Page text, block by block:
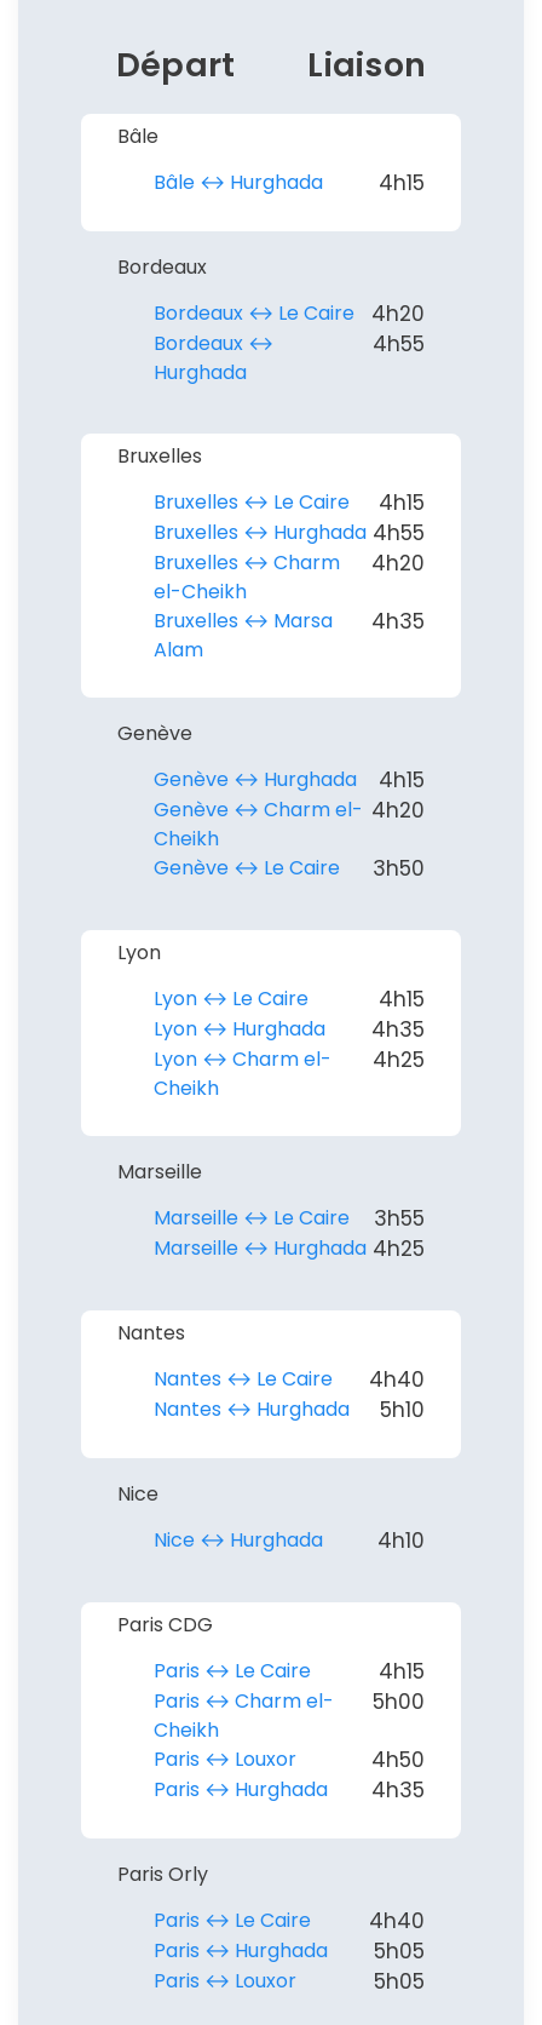
Départ Liaison
Bâle
Bâle ↔︎ Hurghada
4h15
Bordeaux
Bordeaux ↔︎ Le Caire
4h20
Bordeaux ↔︎
Hurghada
4h55
Bruxelles
Bruxelles ↔︎ Le Caire
4h15
Bruxelles ↔︎ Hurghada 4h55
Bruxelles ↔︎ Charm
el-Cheikh
4h20
Bruxelles ↔︎ Marsa
Alam
4h35
Genève
Genève ↔︎ Hurghada
4h15
Genève ↔︎ Charm el-
Cheikh
4h20
Genève ↔︎ Le Caire 3h50
Lyon
Lyon ↔︎ Le Caire
4h15
Lyon ↔︎ Hurghada 4h35
Lyon ↔︎ Charm el-
Cheikh
4h25
Marseille
Marseille ↔︎ Le Caire
3h55
Marseille ↔︎ Hurghada 4h25
Nantes
Nantes ↔︎ Le Caire
4h40
Nantes ↔︎ Hurghada 5h10
Nice
Nice ↔︎ Hurghada
4h10
Paris CDG
Paris ↔︎ Le Caire
4h15
Paris ↔︎ Charm el-
Cheikh
5h00
Paris ↔︎ Louxor 4h50
Paris ↔︎ Hurghada 4h35
Paris Orly
Paris ↔︎ Le Caire
4h40
Paris ↔︎ Hurghada 5h05
Paris ↔︎ Louxor 5h05
ou connectez-vous par mail